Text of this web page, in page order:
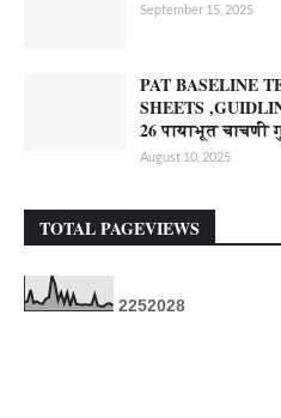
September 15, 2025
PAT BASELINE
SHEETS
26 पायाभूत चाचणी
August 10, 2025
TOTAL PAGEVIEWS
2252028